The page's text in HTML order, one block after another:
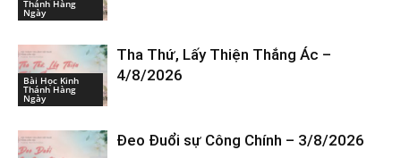
Thánh Hàng
Ngày
Bài Học Kinh
Thánh Hàng
Ngày
Tha Thứ, Lấy Thiện Thắng Ác –
4/8/2026
Đeo Đuổi sự Công Chính – 3/8/2026